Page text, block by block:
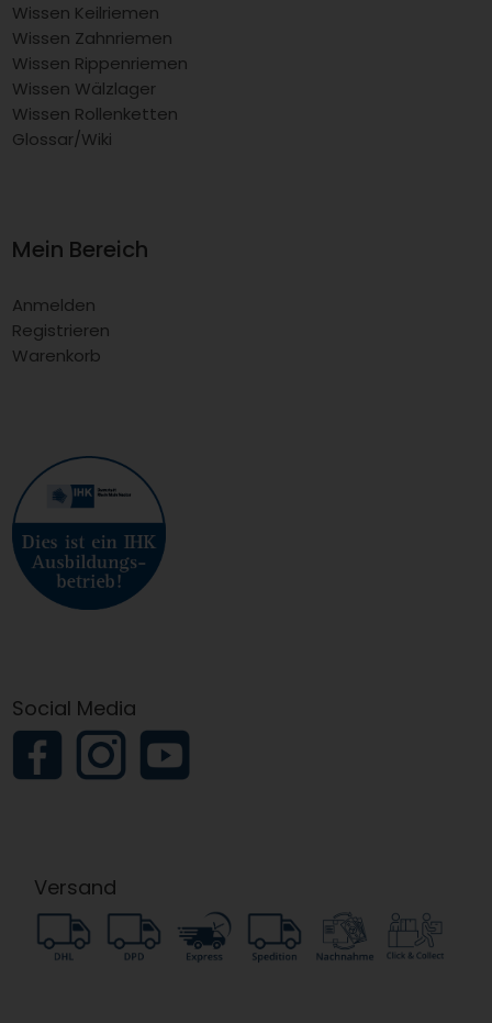
Wissen Keilriemen
Wissen Zahnriemen
Wissen Rippenriemen
Wissen Wälzlager
Wissen Rollenketten
Glossar/Wiki
Mein Bereich
Anmelden
Registrieren
Warenkorb
Social Media
Versand